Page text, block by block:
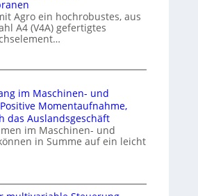
Agro ein hochrobustes, aus
A4 (V4A) gefertigtes
im Maschinen- und
Momentaufnahme,
das Auslandsgeschäft
im Maschinen- und
in Summe auf ein leicht